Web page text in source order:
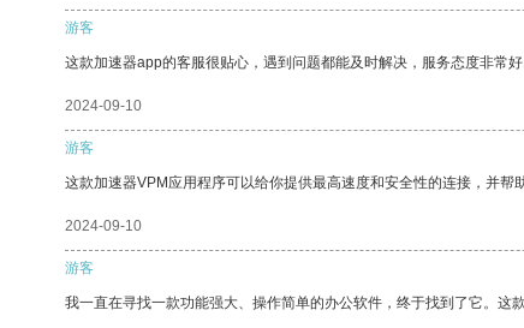
游客
这款加速器app的客服很贴心，遇到问题都能及时解决，服务态度非常好
2024-09-10
游客
这款加速器VPM应用程序可以给你提供最高速度和安全性的连接，并帮
2024-09-10
游客
我一直在寻找一款功能强大、操作简单的办公软件，终于找到了它。这